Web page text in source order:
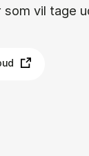
vil tage